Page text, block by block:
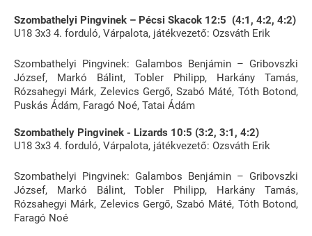
Szombathelyi Pingvinek – Pécsi Skacok 12:5 (4:1, 4:2, 4:2)
U18 3x3 4. forduló, Várpalota, játékvezető: Ozsváth Erik
Szombathelyi Pingvinek: Galambos Benjámin – Gribovszki
József, Markó Bálint, Tobler Philipp, Harkány Tamás,
Rózsahegyi Márk, Zelevics Gergő, Szabó Máté, Tóth Botond,
Puskás Ádám, Faragó Noé, Tatai Ádám
Szombathely Pingvinek - Lizards 10:5 (3:2, 3:1, 4:2)
U18 3x3 4. forduló, Várpalota, játékvezető: Ozsváth Erik
Szombathelyi Pingvinek: Galambos Benjámin – Gribovszki
József, Markó Bálint, Tobler Philipp, Harkány Tamás,
Rózsahegyi Márk, Zelevics Gergő, Szabó Máté, Tóth Botond,
Faragó Noé